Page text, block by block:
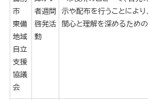
市
東備
地域
自立
支援
協議
会
者週間
啓発活
動
示や配布を行うことによ
関心と理解を深めるための